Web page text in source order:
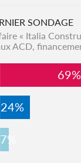
SONDAGE
« Italia
ACD,
69%
24%
7%